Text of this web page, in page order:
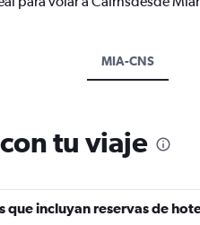
MIA-CNS
tu viaje
que incluyan reservas de